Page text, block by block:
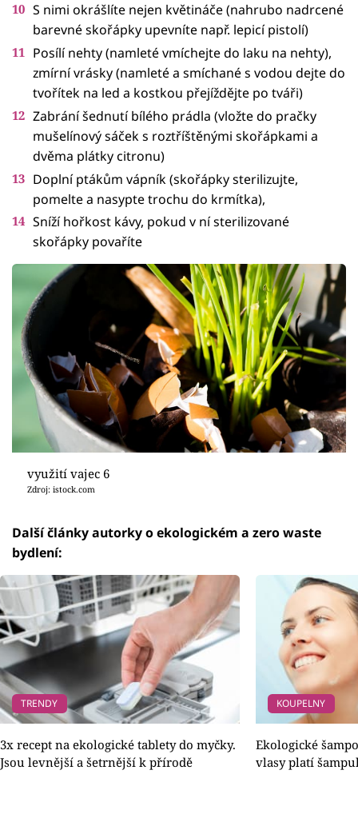
S nimi okrášlíte nejen květináče (nahrubo nadrcené
barevné skořápky upevníte např. lepicí pistolí)
Posílí nehty (namleté vmíchejte do laku na nehty),
zmírní vrásky (namleté a smíchané s vodou dejte do
tvořítek na led a kostkou přejíždějte po tváři)
Zabrání šednutí bílého prádla (vložte do pračky
mušelínový sáček s roztříštěnými skořápkami a
dvěma plátky citronu)
Doplní ptákům vápník (skořápky sterilizujte,
pomelte a nasypte trochu do krmítka),
Sníží hořkost kávy, pokud v ní sterilizované
skořápky povaříte
využití vajec 6
Zdroj: istock.com
Další články autorky o ekologickém a zero waste
bydlení:
TRENDY
3x recept na ekologické tablety do myčky.
Jsou levnější a šetrnější k přírodě
KOUPELNY
Ekologické
vlasy platí